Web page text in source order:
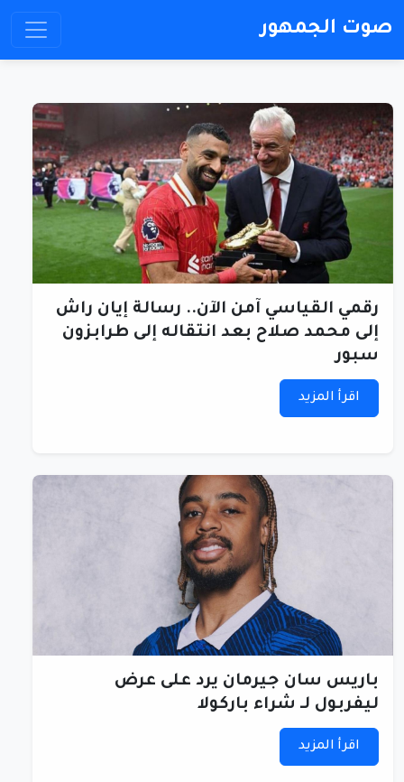
صوت الجمهور
رقمي القياسي آمن الآن.. رسالة إيان راش
إلى محمد صلاح بعد انتقاله إلى طرابزون
سبور
اقرأ المزيد
باريس سان جيرمان يرد على عرض
ليفربول لـ شراء باركولا
اقرأ المزيد